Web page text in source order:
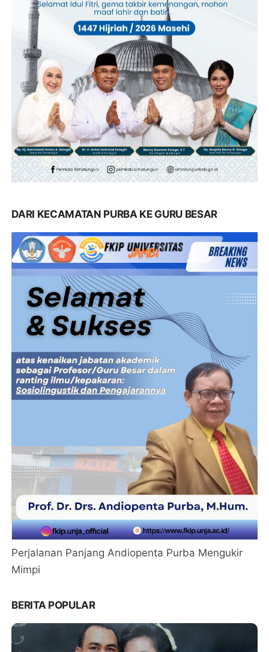
DARI KECAMATAN PURBA KE GURU BESAR
Perjalanan Panjang Andiopenta Purba Mengukir
Mimpi
BERITA POPULAR